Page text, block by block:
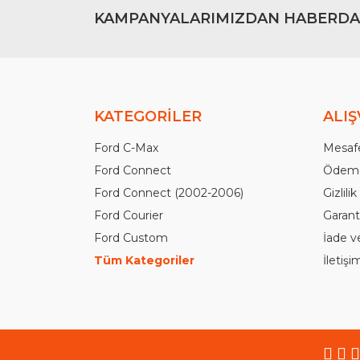
KAMPANYALARIMIZDAN
KATEGORİLER
Ford C-Max
Ford Connect
Ford Connect (2002-2006)
Ford Courier
Ford Custom
Tüm Kategoriler
İade